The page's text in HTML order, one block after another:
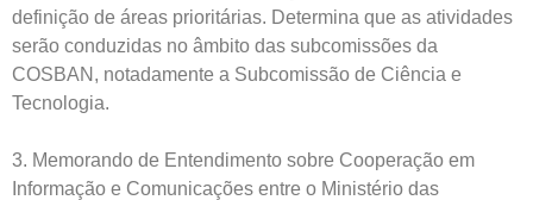
definição de áreas prioritárias. Determina que as atividades
serão conduzidas no âmbito das subcomissões da
COSBAN, notadamente a Subcomissão de Ciência e
Tecnologia.
3. Memorando de Entendimento sobre Cooperação em
Informação e Comunicações entre o Ministério das